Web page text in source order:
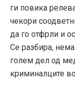
ги повика
чекори
да го отфрли и
Се разбира,
голем дел од
криминалците